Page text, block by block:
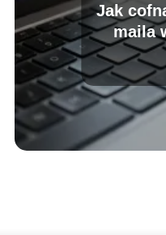
Jak
maila
Poradnik